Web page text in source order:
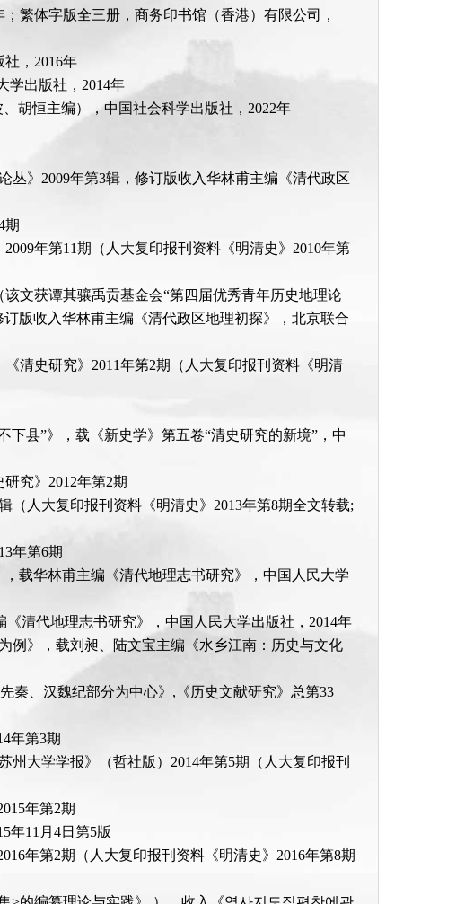
繁体字版全三册，商务印书馆（香港）有限公司，
，2016年
学出版社，2014年
胡恒主编），中国社会科学出版社，2022年
丛》2009年第3辑，修订版收入华林甫主编《清代政区
期
年第11期（人大复印报刊资料《明清史》2010年第
文获谭其骧禹贡基金会“第四届优秀青年历史地理论
版收入华林甫主编《清代政区地理初探》，北京联合
清史研究》2011年第2期（人大复印报刊资料《明清
县”》，载《新史学》第五卷“清史研究的新境”，中
究》2012年第2期
（人大复印报刊资料《明清史》2013年第8期全文转载;
年第6期
载华林甫主编《清代地理志书研究》，中国人民大学
清代地理志书研究》，中国人民大学出版社，2014年
》，载刘昶、陆文宝主编《水乡江南：历史与文化
、汉魏纪部分为中心》,《历史文献研究》总第33
年第3期
大学学报》（哲社版）2014年第5期（人大复印报刊
年第2期
年11月4日第5版
年第2期（人大复印报刊资料《明清史》2016年第8期